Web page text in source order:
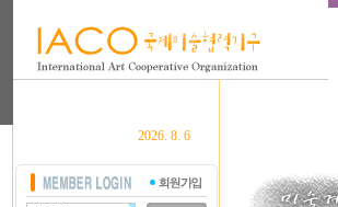
2026. 8. 6